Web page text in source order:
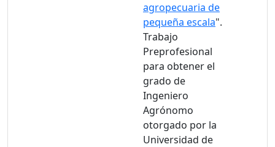
agropecuaria de
pequeña escala".
Trabajo
Preprofesional
para obtener el
grado de
Ingeniero
Agrónomo
otorgado por la
Universidad de